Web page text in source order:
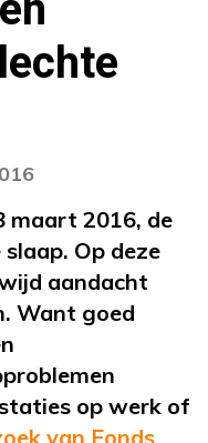
maart 2016, de
Op deze
aandacht
Want goed
op werk of
van Fonds